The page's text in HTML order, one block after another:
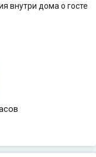
внутри дома о госте